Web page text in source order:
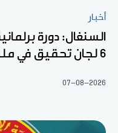
أخبار
السنغال: دورة
6 لجان تحقيق في ملفات حساسة
07-08-2026